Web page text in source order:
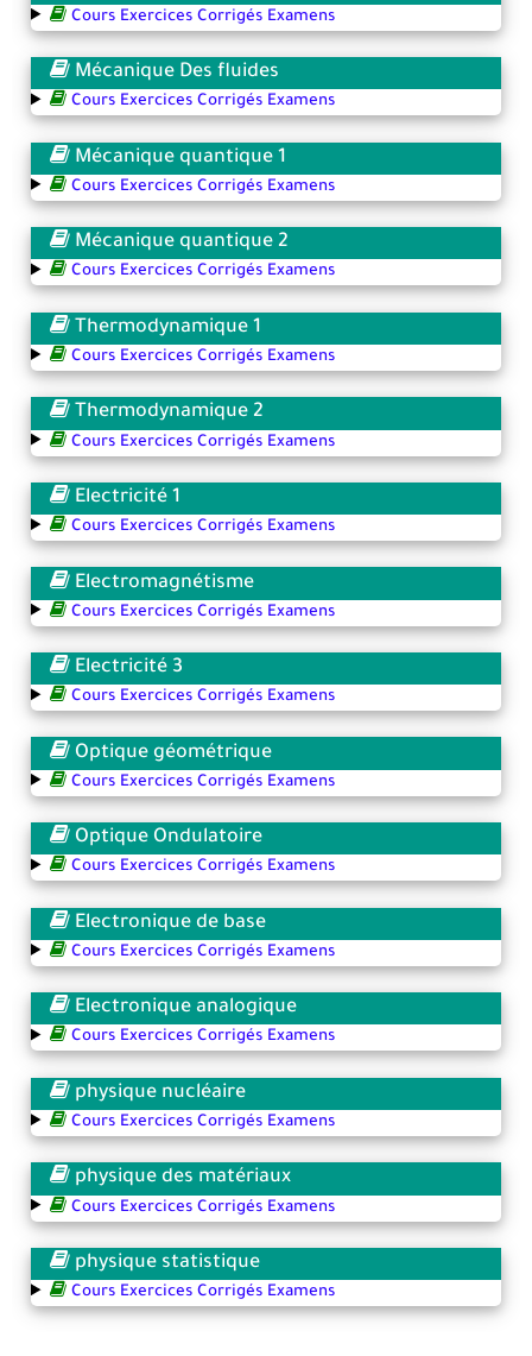
Cours Exercices Corrigés Examens
Mécanique Des fluides
Cours Exercices Corrigés Examens
Mécanique quantique 1
Cours Exercices Corrigés Examens
Mécanique quantique 2
Cours Exercices Corrigés Examens
Thermodynamique 1
Cours Exercices Corrigés Examens
Thermodynamique 2
Cours Exercices Corrigés Examens
Electricité 1
Cours Exercices Corrigés Examens
Electromagnétisme
Cours Exercices Corrigés Examens
Electricité 3
Cours Exercices Corrigés Examens
Optique géométrique
Cours Exercices Corrigés Examens
Optique Ondulatoire
Cours Exercices Corrigés Examens
Electronique de base
Cours Exercices Corrigés Examens
Electronique analogique
Cours Exercices Corrigés Examens
physique nucléaire
Cours Exercices Corrigés Examens
physique des matériaux
Cours Exercices Corrigés Examens
physique statistique
Cours Exercices Corrigés Examens